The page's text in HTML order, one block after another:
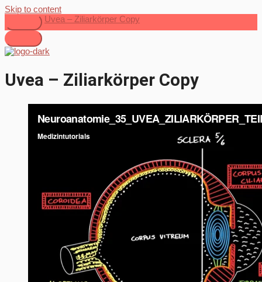
Skip to content
Uvea – Ziliarkörper Copy
Uvea – Ziliarkörper Copy